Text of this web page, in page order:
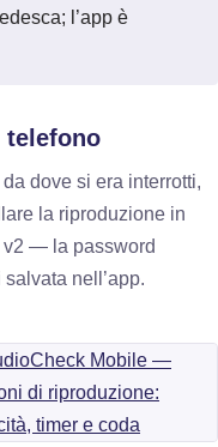
l’app è
dove si era interrotti,
la riproduzione in
v2 — la password
nell’app.